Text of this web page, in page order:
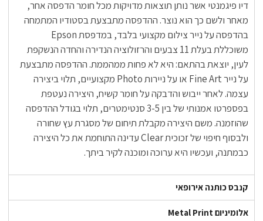
דיו פיגמנטי אשר נותן תוצאות מדויקות מכל חומר הדפסה אחר,
מאחר ולשם כך הוא נוצר. ההדפסה מתבצעת בסטודיו המתמחה
בהדפסה על נייר צילום מקצועי בלבד, במדפסת Epson
משוכללת בעלת 11 צבעים והרזולוציה הנדירה והחדה הנשקפת
לעין, יוצאת בהתאם: היא לא פחות ממהממת. ההדפסה מתבצעת
על נייר Fine Art או על ניירות Photo מקצועיים, תלוי ביצירה
עצמה. לאחר ייבוש והדבקה על חומר קשיח, היצירה נעטפת
בפספרטו אמנותי של בין 3-5 סנטימטרים, תלוי בגודל ההדפסה
שהוזמנה. משם היצירה מקבלת תיחום של מסגרת עץ שחורה
ולבסוף חיפוי של זכוכית Clear עדינה התוחמת את כל היצירה
כבמתנה, ועכשיו היא ערוכה ומוכנה לקיר ביתך.
קנבס כותנה אירופאי
אלומיניום Metal Print